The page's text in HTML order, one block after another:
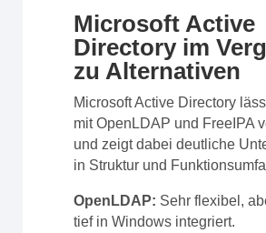
Microsoft Active
Directory im
zu Alternativen
Microsoft Active Directory
mit OpenLDAP und FreeIPA
und zeigt dabei deutliche
in Struktur und
OpenLDAP: Sehr flexibel,
tief in Windows integriert.